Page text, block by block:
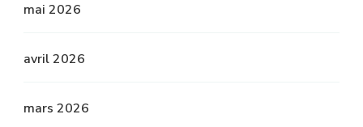
mai 2026
avril 2026
mars 2026